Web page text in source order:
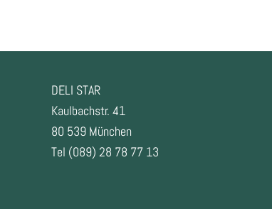
FOOTER
DELI STAR
Kaulbachstr. 41
80 539 München
Tel (089) 28 78 77 13